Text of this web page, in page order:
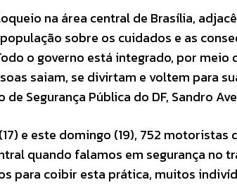
na área central de Brasília,
sobre os cuidados e as
o governo está integrado, por meio
saiam, se divirtam e voltem para
Segurança Pública do DF, Sandro
e este domingo (19), 752
quando falamos em segurança no
para coibir esta prática, muitos